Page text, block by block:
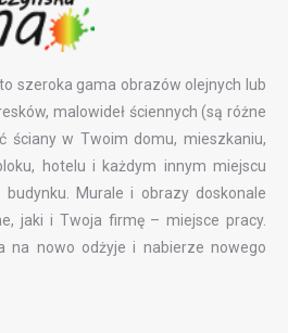
szeroka gama obrazów olejnych lub
malowideł ściennych (są różne
ściany w Twoim domu, mieszkaniu,
hotelu i każdym innym miejscu
Murale i obrazy doskonale
jaki i Twoja firmę – miejsce pracy.
na nowo odżyje i nabierze nowego